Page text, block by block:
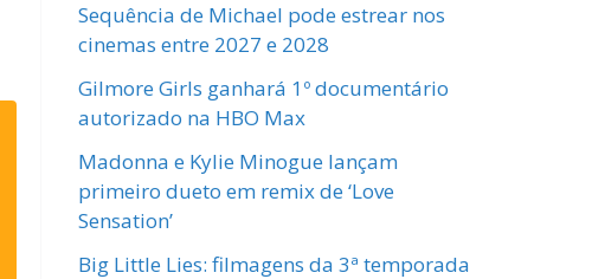
Sequência de Michael pode estrear nos
cinemas entre 2027 e 2028
Gilmore Girls ganhará 1º documentário
autorizado na HBO Max
Madonna e Kylie Minogue lançam
primeiro dueto em remix de ‘Love
Sensation’
Big Little Lies: filmagens da 3ª temporada